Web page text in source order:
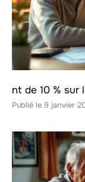
nt de 10 % sur
9 janvier